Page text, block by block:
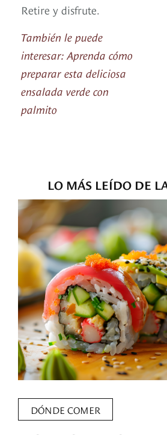
Retire y disfrute.
También le puede
interesar: Aprenda cómo
preparar esta deliciosa
ensalada verde con
palmito
LO MÁS LEÍDO DE
DÓNDE COMER